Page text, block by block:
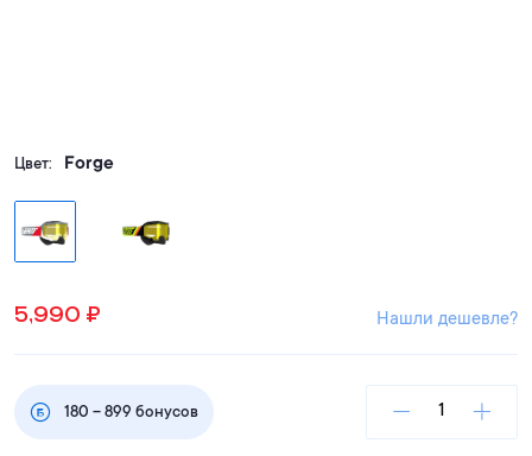
Цвет: Forge
5,990 ₽ Нашли дешевле?
180 – 899 бонусов